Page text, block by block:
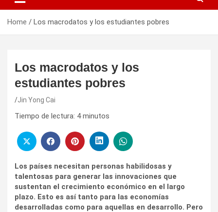
Home Los macrodatos y los estudiantes pobres
Los macrodatos y los
estudiantes pobres
Jin Yong Cai
Tiempo de lectura: 4 minutos
Los países necesitan personas habilidosas y
talentosas para generar las innovaciones que
sustentan el crecimiento económico en el largo
plazo. Esto es así tanto para las economías
desarrolladas como para aquellas en desarrollo. Pero